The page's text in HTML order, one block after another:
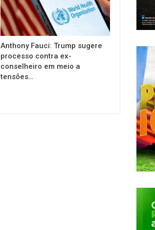
Anthony Fauci: Trump sugere
processo contra ex-
conselheiro em meio a
tensões…